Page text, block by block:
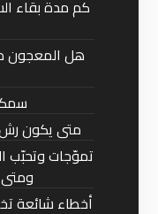
كم مدة بقاء
هل المعجون
متى يكون رش
تموّجات وتحبّب
أخطاء شائعة